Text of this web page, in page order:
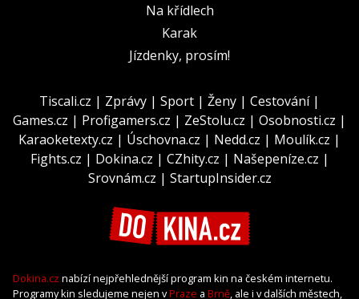
Na křídlech
Karak
Jízdenky, prosím!
Tiscali.cz | Zprávy | Sport | Ženy | Cestování|
Games.cz | Profigamers.cz | ZeStolu.cz | Osobnosti.cz |
Karaoketexty.cz | Úschovna.cz | Nedd.cz | Moulík.cz |
Fights.cz | Dokina.cz | CZhity.cz | Našepeníze.cz |
Srovnám.cz | StartupInsider.cz
Dokina.cz nabízí nejpřehlednější program kin na českém internetu.
Programy kin sledujeme nejen vPraze a Brně, ale i v dalších městech,